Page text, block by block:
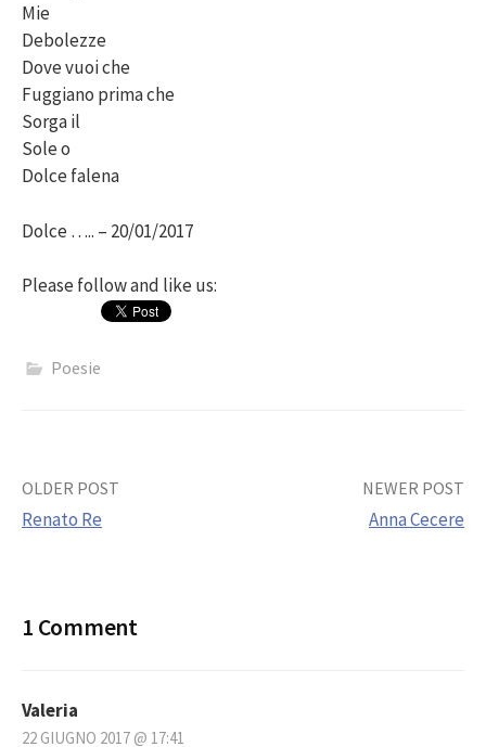
Mie
Debolezze
Dove vuoi che
Fuggiano prima che
Sorga il
Sole o
Dolce falena
Dolce ….. – 20/01/2017
Please follow and like us:
Poesie
Post
OLDER POST
Renato Re
NEWER POST
Anna Cecere
1 Comment
Valeria
22 GIUGNO 2017 @ 17:41